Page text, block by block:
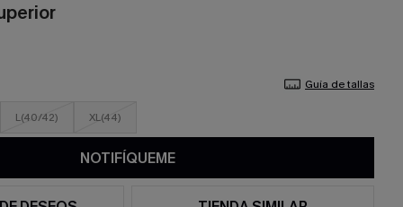
Guía de tallas
L(40/42) XL(44)
NOTIFÍQUEME